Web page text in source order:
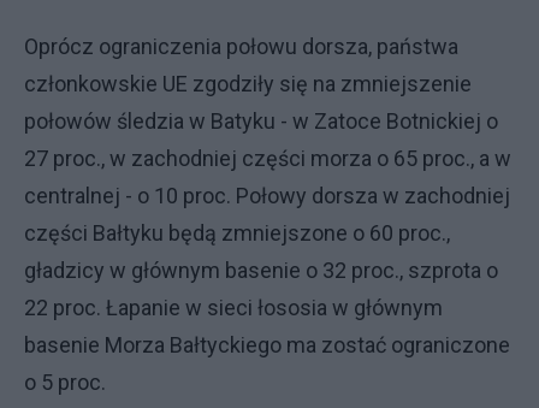
Oprócz ograniczenia połowu dorsza, państwa
członkowskie UE zgodziły się na zmniejszenie
połowów śledzia w Batyku - w Zatoce Botnickiej o
27 proc., w zachodniej części morza o 65 proc., a w
centralnej - o 10 proc. Połowy dorsza w zachodniej
części Bałtyku będą zmniejszone o 60 proc.,
gładzicy w głównym basenie o 32 proc., szprota o
22 proc. Łapanie w sieci łososia w głównym
basenie Morza Bałtyckiego ma zostać ograniczone
o 5 proc.